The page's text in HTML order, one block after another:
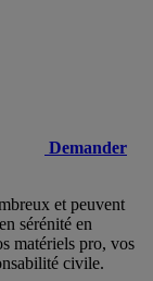
Demander
et peuvent
sérénité en
matériels pro, vos
civile.